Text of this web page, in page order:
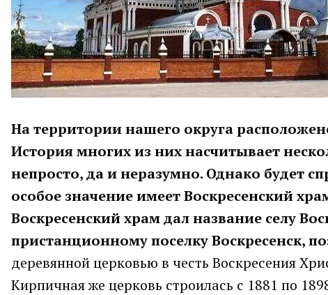
На территории нашего округа
История многих из них насчитывает
непросто, да и неразумно. Однако будет
особое значение имеет Воскресенский
Воскресенский храм дал название селу
пристанционному поселку Воскресенск,
деревянной церковью в честь Воскресения
Кирпичная же церковь строилась с 1881 по